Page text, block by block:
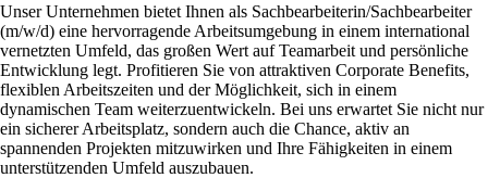
Unser Unternehmen bietet Ihnen als Sachbearbeiterin/Sachbearbeiter
(m/w/d) eine hervorragende Arbeitsumgebung in einem international
vernetzten Umfeld, das großen Wert auf Teamarbeit und persönliche
Entwicklung legt. Profitieren Sie von attraktiven Corporate Benefits,
flexiblen Arbeitszeiten und der Möglichkeit, sich in einem
dynamischen Team weiterzuentwickeln. Bei uns erwartet Sie nicht nur
ein sicherer Arbeitsplatz, sondern auch die Chance, aktiv an
spannenden Projekten mitzuwirken und Ihre Fähigkeiten in einem
unterstützenden Umfeld auszubauen.